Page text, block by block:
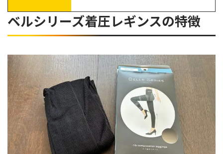
サイズ交換はできる？条件まとめ
ベルシリーズ着圧レギンスに関するよくある質問
ベルシリーズ着圧レギンスを着用していたら痩せる？
ベルシリーズ着圧レギンスはどこで売っている？
ベルシリーズ着圧レギンスは寝るときにも着用して大丈
夫？
ベルシリーズ着圧レギンスは毎日履くべき？
ベルシリーズ着圧レギンスは夏でも蒸れずに快適に使え
ベルシリーズ着圧レギンスの特徴